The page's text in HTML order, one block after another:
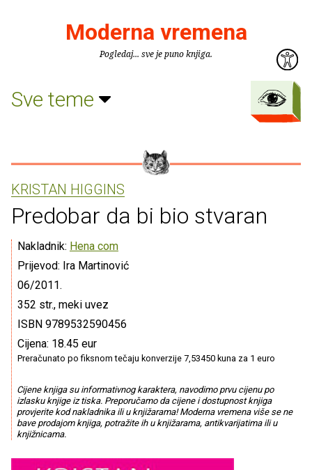
Moderna vremena
Pogledaj... sve je puno knjiga.
Sve teme
KRISTAN HIGGINS
Predobar da bi bio stvaran
Nakladnik: Hena com
Prijevod: Ira Martinović
06/2011.
352 str., meki uvez
ISBN 9789532590456
Cijena: 18.45 eur
Preračunato po fiksnom tečaju konverzije 7,53450 kuna za 1 euro
Cijene knjiga su informativnog karaktera, navodimo prvu cijenu po
izlasku knjige iz tiska. Preporučamo da cijene i dostupnost knjiga
provjerite kod nakladnika ili u knjižarama! Moderna vremena više se ne
bave prodajom knjiga, potražite ih u knjižarama, antikvarijatima ili u
knjižnicama.